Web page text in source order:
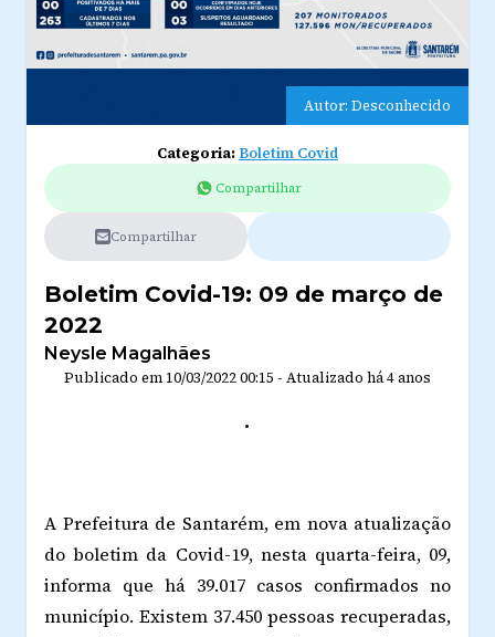
Autor: Desconhecido
Categoria:Boletim Covid
Compartilhar
Compartilhar
Boletim Covid-19: 09 de março de
2022
Neysle Magalhães
Publicado em 10/03/2022 00:15 - Atualizado há 4 anos
.
A Prefeitura de Santarém, em nova atualização
do boletim da Covid-19, nesta quarta-feira, 09,
informa que há 39.017 casos confirmados no
município. Existem 37.450 pessoas recuperadas,